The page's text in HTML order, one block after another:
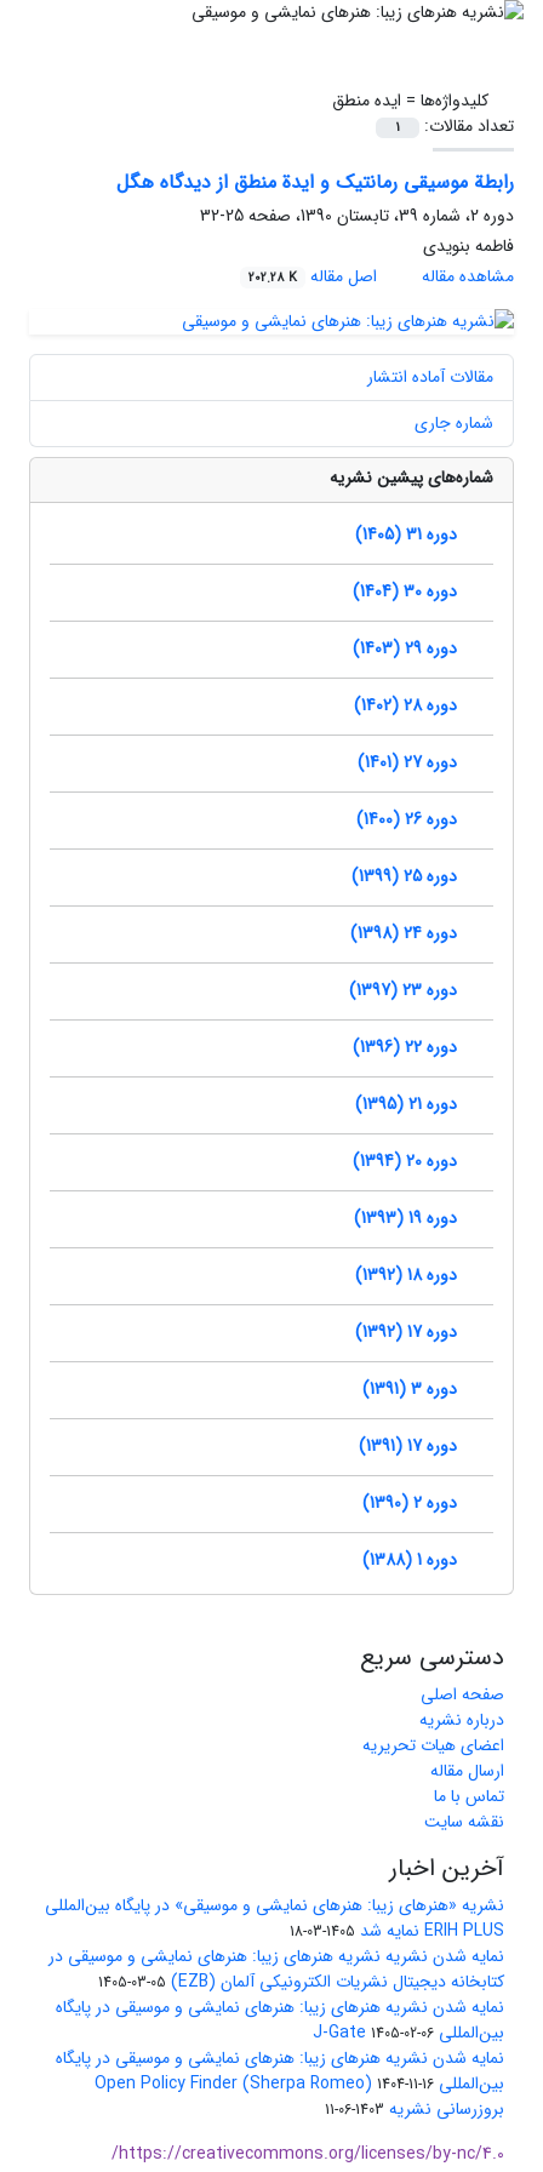
کلیدواژه‌ها = ایده منطق
تعداد مقالات:
1
رابطة موسیقی رمانتیک و ایدة منطق از دیدگاه هگل
دوره 2، شماره 39، تابستان 1390، صفحه
25-32
فاطمه بنویدی
مشاهده مقاله
اصل مقاله 202.28 K
مقالات آماده انتشار
شماره جاری
شماره‌های پیشین نشریه
دوره 31 (1405)
دوره 30 (1404)
دوره 29 (1403)
دوره 28 (1402)
دوره 27 (1401)
دوره 26 (1400)
دوره 25 (1399)
دوره 24 (1398)
دوره 23 (1397)
دوره 22 (1396)
دوره 21 (1395)
دوره 20 (1394)
دوره 19 (1393)
دوره 18 (1392)
دوره 17 (1392)
دوره 3 (1391)
دوره 17 (1391)
دوره 2 (1390)
دوره 1 (1388)
دسترسی سریع
صفحه اصلی
درباره نشریه
اعضای هیات تحریریه
ارسال مقاله
تماس با ما
نقشه سایت
آخرین اخبار
نشریه «هنرهای زیبا: هنرهای نمایشی و موسیقی» در پایگاه بین‌المللی
ERIH PLUS نمایه شد
1405-03-18
نمایه شدن نشریه نشریه هنرهای زیبا: هنرهای نمایشی و موسیقی در
کتابخانه دیجیتال نشریات الکترونیکی آلمان (EZB)
1405-03-05
نمایه شدن نشریه هنرهای زیبا: هنرهای نمایشی و موسیقی در پایگاه
بین‌المللی J-Gate 1405-02-06
نمایه شدن نشریه هنرهای زیبا: هنرهای نمایشی و موسیقی در پایگاه
بین‌المللی Open Policy Finder (Sherpa Romeo) 1404-11-16
بروزرسانی نشریه 1403-06-11
https://creativecommons.org/licenses/by-nc/4.0/